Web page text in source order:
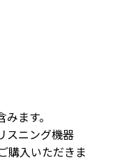
ます。
スニング機器
購入いただきま